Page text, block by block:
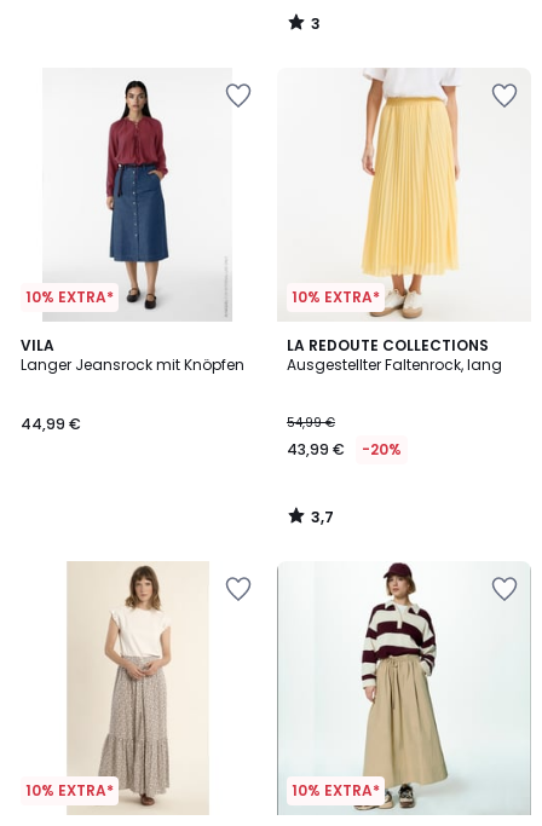
3
/
10% EXTRA*
VILA
Langer Jeansrock mit Knöpfen
44,99 €
10% EXTRA*
LA REDOUTE COLLECTIONS
Ausgestellter Faltenrock, lang
54,99 €
43,99 € -20%
3,7
/ 5
3,7
/
10% EXTRA* 10% EXTRA*